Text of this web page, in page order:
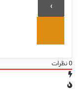
0نظرات